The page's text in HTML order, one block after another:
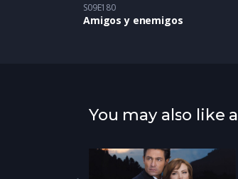
S09E180
Amigos y enemigos
You may also like